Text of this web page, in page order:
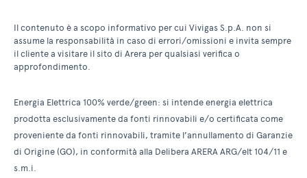
Il contenuto è a scopo informativo per cui Vivigas S.p.A. non si
assume la responsabilità in caso di errori/omissioni e invita sempre
il cliente a visitare il sito di Arera per qualsiasi verifica o
approfondimento.
Energia Elettrica 100% verde/green: si intende energia elettrica
prodotta esclusivamente da fonti rinnovabili e/o certificata come
proveniente da fonti rinnovabili, tramite l’annullamento di Garanzie
di Origine (GO), in conformità alla Delibera ARERA ARG/elt 104/11 e
s.m.i.